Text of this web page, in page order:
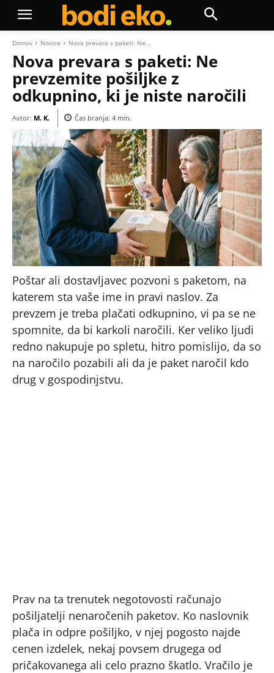
Domov Novice Nova prevara s paketi: Ne...
Nova prevara s paketi: Ne
prevzemite pošiljke z
odkupnino, ki je niste naročili
Avtor: M. K. Čas branja: 4 min.
Poštar ali dostavljavec pozvoni s paketom, na
katerem sta vaše ime in pravi naslov. Za
prevzem je treba plačati odkupnino, vi pa se ne
spomnite, da bi karkoli naročili. Ker veliko ljudi
redno nakupuje po spletu, hitro pomislijo, da so
na naročilo pozabili ali da je paket naročil kdo
drug v gospodinjstvu.
Prav na ta trenutek negotovosti računajo
pošiljatelji nenaročenih paketov. Ko naslovnik
plača in odpre pošiljko, v njej pogosto najde
cenen izdelek, nekaj povsem drugega od
pričakovanega ali celo prazno škatlo. Vračilo je